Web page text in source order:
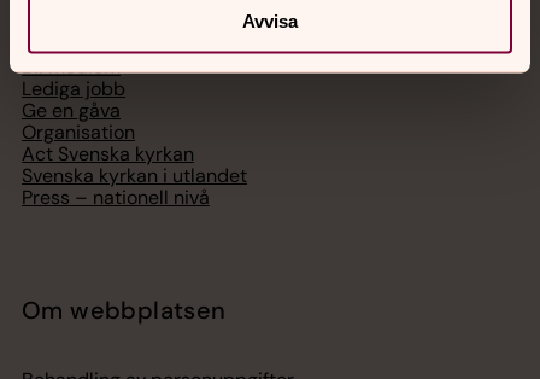
Avvisa
Hitta församling
Bli medlem
Lediga jobb
Ge en gåva
Organisation
Act Svenska kyrkan
Svenska kyrkan i utlandet
Press – nationell nivå
Om webbplatsen